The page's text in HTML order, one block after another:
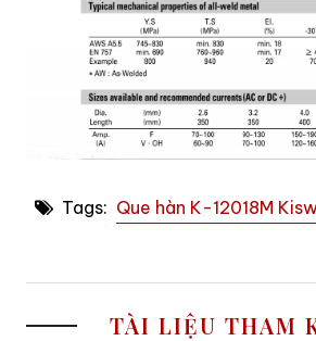
Tags: Que hàn K-12018M
TÀI LIỆU THAM